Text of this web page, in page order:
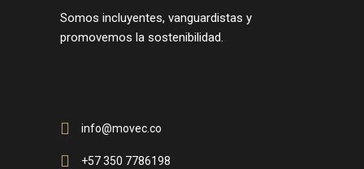
Somos incluyentes, vanguardistas y
promovemos la sostenibilidad.
info@movec.co
+57 350 7786198